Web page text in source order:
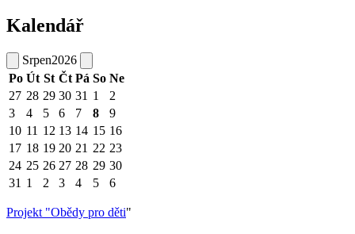
Kalendář
Srpen2026
Po Út St Čt Pá So Ne
27 28 29 30 31 1
2
3
4 5 6 7 8
9
10 11 12 13 14 15 16
17 18 19 20 21 22 23
24 25 26 27 28 29 30
31 1 2 3 4 5 6
Projekt "Obědy pro děti"